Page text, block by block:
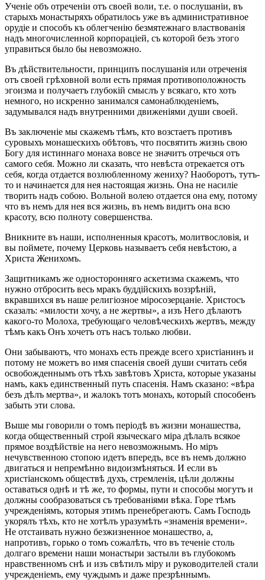
Ученіе объ отреченіи отъ своей воли, т.е. о послушаніи, въ
старыхъ монастыряхъ обратилось уже въ административное
орудіе и способъ къ облегченію безмятежнаго властвованія
надъ многочисленной корпораціей, съ которой безъ этого
управиться было бы невозможно.
Въ дѣйствительности, принципъ послушанія или отреченія
отъ своей грѣховной воли есть прямая противоположность
эгоизма и получаетъ глубокій смыслъ у всякаго, кто хоть
немного, но искренно занимался самонаблюденіемъ,
задумывался надъ внутренними движеніями души своей.
Въ заключеніе мы скажемъ тѣмъ, кто возстаетъ противъ
суровыхъ монашескихъ обѣтовъ, что посвятить жизнь свою
Богу для истиннаго монаха вовсе не значитъ отречься отъ
самого себя. Можно ли сказать, что невѣста отрекается отъ
себя, когда отдается возлюбленному жениху? Наоборотъ, тутъ-
то и начинается для нея настоящая жизнь. Она не насиліе
творить надъ собою. Вольной волею отдается она ему, потому
что въ немъ для нея вся жизнь, въ немъ видитъ она всю
красоту, всю полноту совершенства.
Вникните въ наши, исполненныя красотъ, молитвословія, и
вы поймете, почему Церковь называетъ себя невѣстою, а
Христа Женихомъ.
Защитникамъ же односторонняго аскетизма скажемъ, что
нужно отбросить весь мракъ буддійскихъ воззрѣній,
вкравшихся въ наше религіозное міросозерцаніе. Христосъ
сказалъ: «милости хочу, а не жертвы», а изъ Него дѣлаютъ
какого-то Молоха, требующаго человѣческихъ жертвъ, между
тѣмъ какъ Онъ хочетъ отъ насъ только любви.
Они забываютъ, что монахъ есть прежде всего христіанинъ и
потому не можетъ во имя спасенія своей души считать себя
освобожденнымъ отъ тѣхъ завѣтовъ Христа, которые указаны
намъ, какъ единственный путь спасенія. Намъ сказано: «вѣра
безъ дѣлъ мертва», и жалокъ тотъ монахъ, который способенъ
забыть эти слова.
Выше мы говорили о томъ періодѣ въ жизни монашества,
когда общественный строй языческаго міра дѣлалъ всякое
прямое воздѣйствіе на него невозможнымъ. Но міръ
нечувственною стопою идетъ впередъ, все въ немъ должно
двигаться и непремѣнно видоизмѣняться. И если въ
христіанскомъ обществѣ духъ, стремленія, цѣли должны
оставаться однѣ и тѣ же, то формы, пути и способы могутъ и
должны сообразоваться съ требованіями вѣка. Горе тѣмъ
учрежденіямъ, которыя этимъ пренебрегаютъ. Самъ Господь
укорялъ тѣхъ, кто не хотѣлъ уразумѣть «знаменія времени».
Не отстаивать нужно безжизненное монашество, а,
напротивъ, горько о томъ сожалѣть, что въ теченіе столь
долгаго времени наши монастыри застыли въ глубокомъ
нравственномъ снѣ и изъ свѣтилъ міру и руководителей стали
учрежденіемъ, ему чуждымъ и даже презрѣннымъ.